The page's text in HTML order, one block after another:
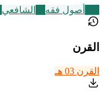
أصول فقه الشافعي
القرن
القرن 03 هـ